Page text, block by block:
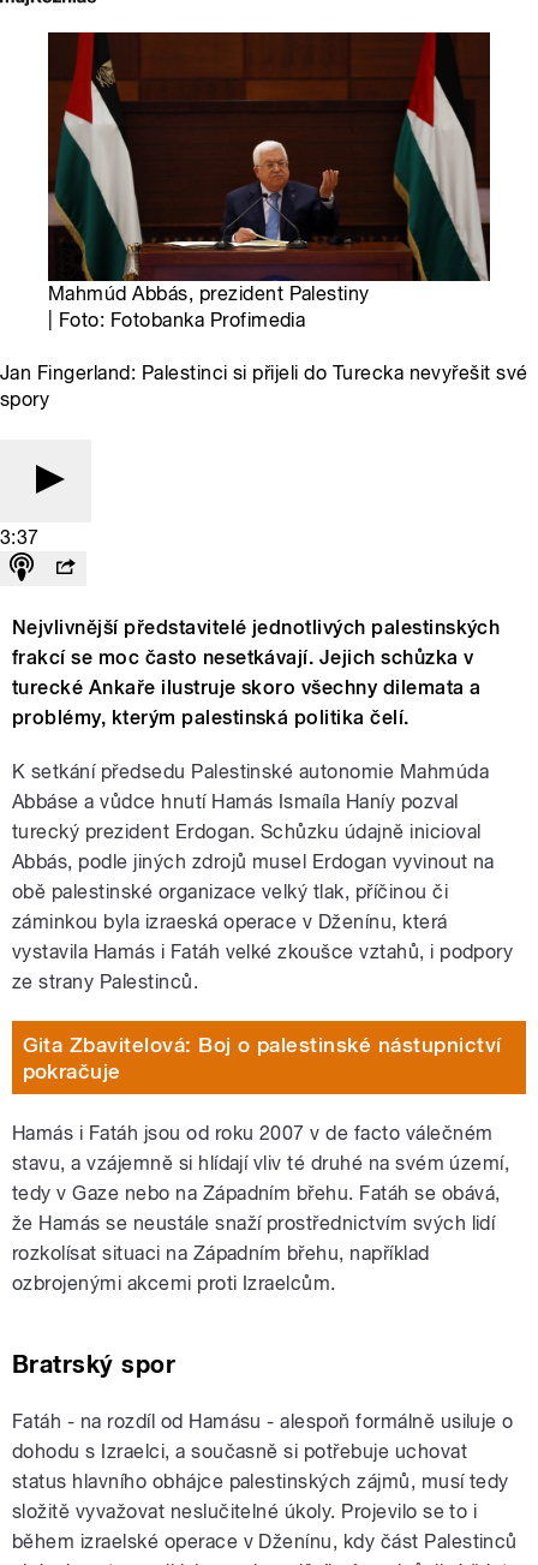
Mahmúd Abbás, prezident Palestiny
| Foto: Fotobanka Profimedia
Jan Fingerland: Palestinci si přijeli do Turecka nevyřešit své
spory
3:37
Nejvlivnější představitelé jednotlivých palestinských
frakcí se moc často nesetkávají. Jejich schůzka v
turecké Ankaře ilustruje skoro všechny dilemata a
problémy, kterým palestinská politika čelí.
K setkání předsedu Palestinské autonomie Mahmúda
Abbáse a vůdce hnutí Hamás Ismaíla Haníy pozval
turecký prezident Erdogan. Schůzku údajně inicioval
Abbás, podle jiných zdrojů musel Erdogan vyvinout na
obě palestinské organizace velký tlak, příčinou či
záminkou byla izraeská operace v Dženínu, která
vystavila Hamás i Fatáh velké zkoušce vztahů, i podpory
ze strany Palestinců.
Gita Zbavitelová: Boj o palestinské nástupnictví
pokračuje
Hamás i Fatáh jsou od roku 2007 v de facto válečném
stavu, a vzájemně si hlídají vliv té druhé na svém území,
tedy v Gaze nebo na Západním břehu. Fatáh se obává,
že Hamás se neustále snaží prostřednictvím svých lidí
rozkolísat situaci na Západním břehu, například
ozbrojenými akcemi proti Izraelcům.
Bratrský spor
Fatáh - na rozdíl od Hamásu - alespoň formálně usiluje o
dohodu s Izraelci, a současně si potřebuje uchovat
status hlavního obhájce palestinských zájmů, musí tedy
složitě vyvažovat neslučitelné úkoly. Projevilo se to i
během izraelské operace v Dženínu, kdy část Palestinců